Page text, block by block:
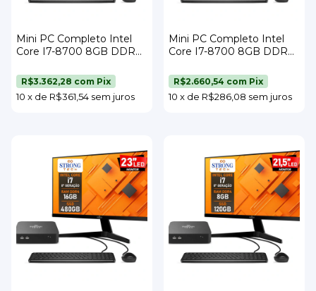
Mini PC Completo Intel
Core I7-8700 8GB DDR4
21,5" Teclado e Mouse
Strong Tech
10 x de R$361,54 sem juros
R$3.362,28 com Pix
Mini PC Completo Intel
Core I7-8700 8GB DDR4
21,5" Teclado e Mouse
Strong Tech
10 x de R$286,08 sem juros
R$2.660,54 com Pix